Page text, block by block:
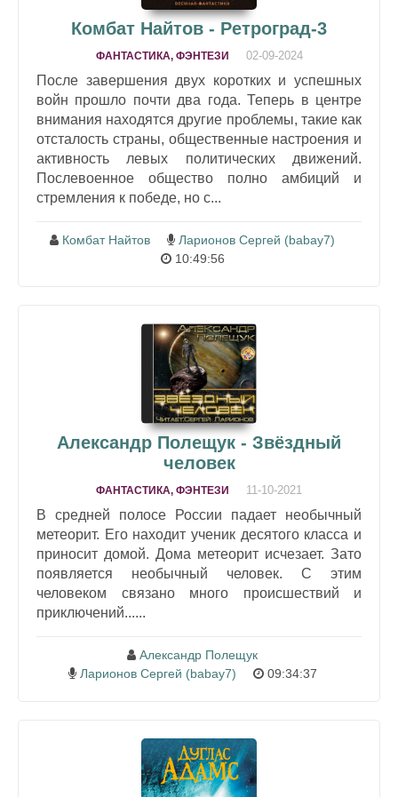
Комбат Найтов - Ретроград-3
ФАНТАСТИКА, ФЭНТЕЗИ 02-09-2024
После завершения двух коротких и успешных
войн прошло почти два года. Теперь в центре
внимания находятся другие проблемы, такие как
отсталость страны, общественные настроения и
активность левых политических движений.
Послевоенное общество полно амбиций и
стремления к победе, но с...
Комбат Найтов
Ларионов Сергей (babay7)
10:49:56
Александр Полещук - Звёздный
человек
ФАНТАСТИКА, ФЭНТЕЗИ 11-10-2021
В средней полосе России падает необычный
метеорит. Его находит ученик десятого класса и
приносит домой. Дома метеорит исчезает. Зато
появляется необычный человек. С этим
человеком связано много происшествий и
приключений......
Александр Полещук
Ларионов Сергей (babay7)
09:34:37